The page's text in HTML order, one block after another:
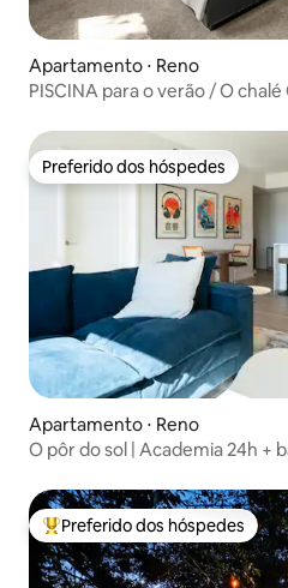
Apartamento ⋅ Reno
PISCINA para o verão / O
Preferido dos hóspedes
Preferido dos hóspedes
Apartamento ⋅ Reno
O pôr do sol | Academia 24h +
Entre os melhores preferidos
Preferido dos hóspedes